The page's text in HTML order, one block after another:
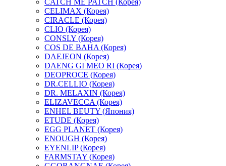
CATCH ME PATCH (Корея)
CELIMAX (Корея)
CIRACLE (Корея)
CLIO (Корея)
CONSLY (Корея)
COS DE BAHA (Корея)
DAEJEON (Корея)
DAENG GI MEO RI (Корея)
DEOPROCE (Корея)
DR.CELLIO (Корея)
DR. MELAXIN (Корея)
ELIZAVECCA (Корея)
ENHEL BEUTY (Япония)
ETUDE (Корея)
EGG PLANET (Корея)
ENOUGH (Корея)
EYENLIP (Корея)
FARMSTAY (Корея)